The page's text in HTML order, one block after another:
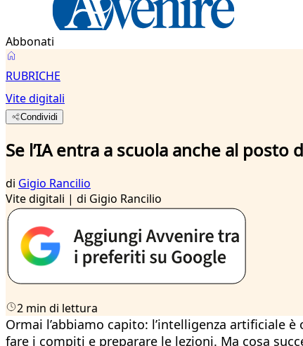
Abbonati
RUBRICHE
Vite digitali
Condividi
Se l’IA entra a scuola anche al posto
di Gigio Rancilio
Vite digitali | di Gigio Rancilio
2 min di lettura
Ormai l’abbiamo capito: l’intelligenza artificiale
fare i compiti e preparare le lezioni. Ma cosa